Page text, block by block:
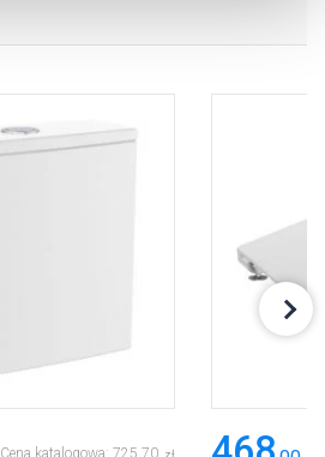
Cena katalogowa: 725 70 zł